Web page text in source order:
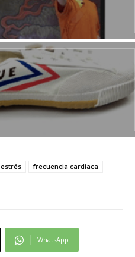
estrés
frecuencia cardiaca
WhatsApp